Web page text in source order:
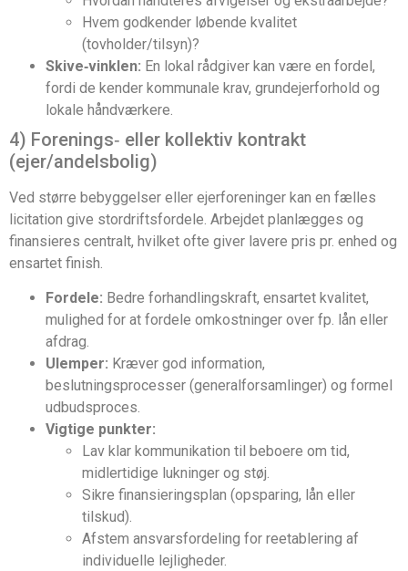
Hvem godkender løbende kvalitet
(tovholder/tilsyn)?
Skive‑vinklen: En lokal rådgiver kan være en fordel,
fordi de kender kommunale krav, grundejerforhold og
lokale håndværkere.
4) Forenings‑ eller kollektiv kontrakt
(ejer/andelsbolig)
Ved større bebyggelser eller ejerforeninger kan en fælles
licitation give stordriftsfordele. Arbejdet planlægges og
finansieres centralt, hvilket ofte giver lavere pris pr. enhed og
ensartet finish.
Fordele: Bedre forhandlingskraft, ensartet kvalitet,
mulighed for at fordele omkostninger over fp. lån eller
afdrag.
Ulemper: Kræver god information,
beslutningsprocesser (general­forsamlinger) og formel
udbudsproces.
Vigtige punkter:
Lav klar kommunikation til beboere om tid,
midlertidige lukninger og støj.
Sikre finansieringsplan (opsparing, lån eller
tilskud).
Afstem ansvarsfordeling for reetablering af
individuelle lejligheder.